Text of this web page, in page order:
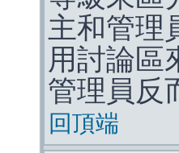
主和管理
用討論區
管理員反
回頂端